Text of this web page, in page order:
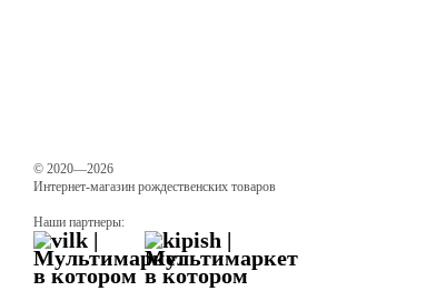
© 2020—2026
Интернет-магазин рождественских товаров
Наши партнеры: